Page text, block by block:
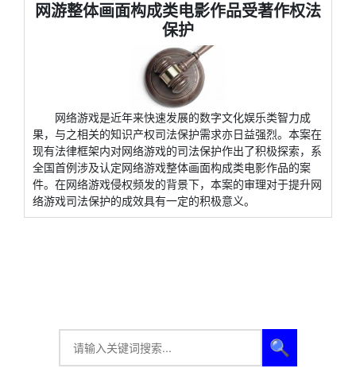
网游整体画面构成类电影作品受著作权法
保护
网络游戏是近年来快速发展的数字文化娱乐类智力成
果，与之相关的知识产权司法保护需求亦日益强烈。本案在
现有法律框架内对网络游戏的司法保护作出了积极探索，系
全国首例涉及认定网络游戏整体画面构成类电影作品的案
件。在网络游戏侵权频发的背景下，本案的审理对于提升网
络游戏司法保护的成效具有一定的积极意义。
🔍